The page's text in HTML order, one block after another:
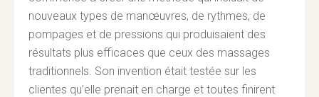
nouveaux types de manœuvres, de rythmes, de
pompages et de pressions qui produisaient des
résultats plus efficaces que ceux des massages
traditionnels. Son invention était testée sur les
clientes qu’elle prenait en charge et toutes finirent